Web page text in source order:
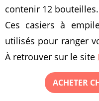
contenir 12 bouteilles.
Ces casiers à
utilisés pour ranger
À retrouver sur le site
ACHETER